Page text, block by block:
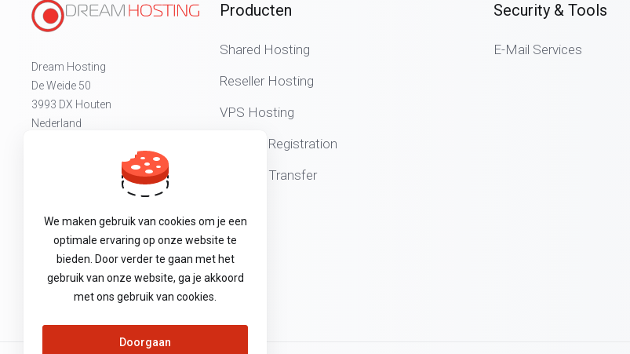
Dream Hosting
De Weide 50
3993 DX Houten
Nederland
📞 +31 (0) 30 604 27 97
💬 +31 (0) 30 604 27 97
K.v.K. Utrecht: 30185280
BTW-nr: NL0019.36.664.B.27
Producten
Shared Hosting
Reseller Hosting
VPS Hosting
Domain Registration
Domain Transfer
Security & Tools
E-Mail Services
We maken gebruik van cookies om je een
optimale ervaring op onze website te
bieden. Door verder te gaan met het
gebruik van onze website, ga je akkoord
met ons gebruik van cookies.
Doorgaan